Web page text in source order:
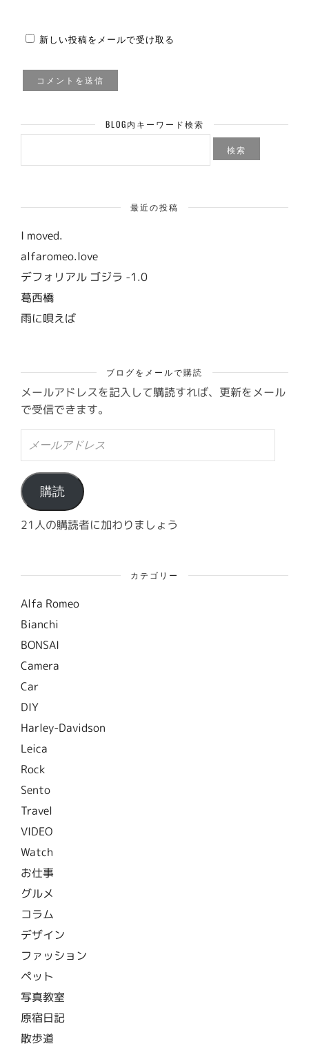
新しい投稿をメールで受け取る
BLOG内キーワード検索
検
最近の投稿
I moved.
alfaromeo.love
デフォリアル ゴジラ -1.0
葛西橋
雨に唄えば
ブログをメールで購読
メールアドレスを記入して購読すれば、更新をメール
で受信できます。
ル
ア
ド
レ
ス
購読
21人の購読者に加わりましょう
カテゴリー
Alfa Romeo
Bianchi
BONSAI
Camera
Car
DIY
Harley-Davidson
Leica
Rock
Sento
Travel
VIDEO
Watch
お仕事
グルメ
コラム
デザイン
ファッション
ペット
写真教室
原宿日記
散歩道